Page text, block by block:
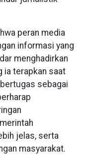
peran media
informasi yang
menghadirkan
ia terapkan saat
sebagai
jelas, serta
masyarakat.